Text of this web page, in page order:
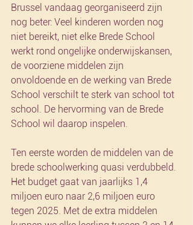
Brussel vandaag georganiseerd zijn
nog beter: Veel kinderen worden nog
niet bereikt, niet elke Brede School
werkt rond ongelijke onderwijskansen,
de voorziene middelen zijn
onvoldoende en de werking van Brede
School verschilt te sterk van school tot
school. De hervorming van de Brede
School wil daarop inspelen.
Ten eerste worden de middelen van de
brede schoolwerking quasi verdubbeld.
Het budget gaat van jaarlijks 1,4
miljoen euro naar 2,6 miljoen euro
tegen 2025. Met de extra middelen